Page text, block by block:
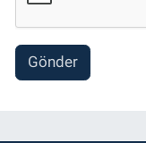
Gönder